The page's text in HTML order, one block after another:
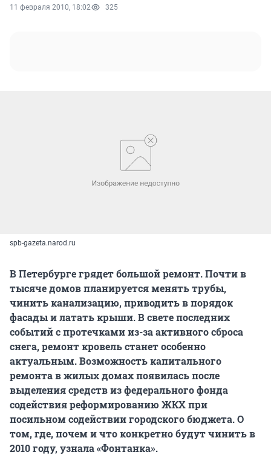
11 февраля 2010, 18:02 325
spb-gazeta.narod.ru
В Петербурге грядет большой ремонт. Почти в
тысяче домов планируется менять трубы,
чинить канализацию, приводить в порядок
фасады и латать крыши. В свете последних
событий с протечками из-за активного сброса
снега, ремонт кровель станет особенно
актуальным. Возможность капитального
ремонта в жилых домах появилась после
выделения средств из федерального фонда
содействия реформированию ЖКХ при
посильном содействии городского бюджета. О
том, где, почем и что конкретно будут чинить в
2010 году, узнала «Фонтанка».